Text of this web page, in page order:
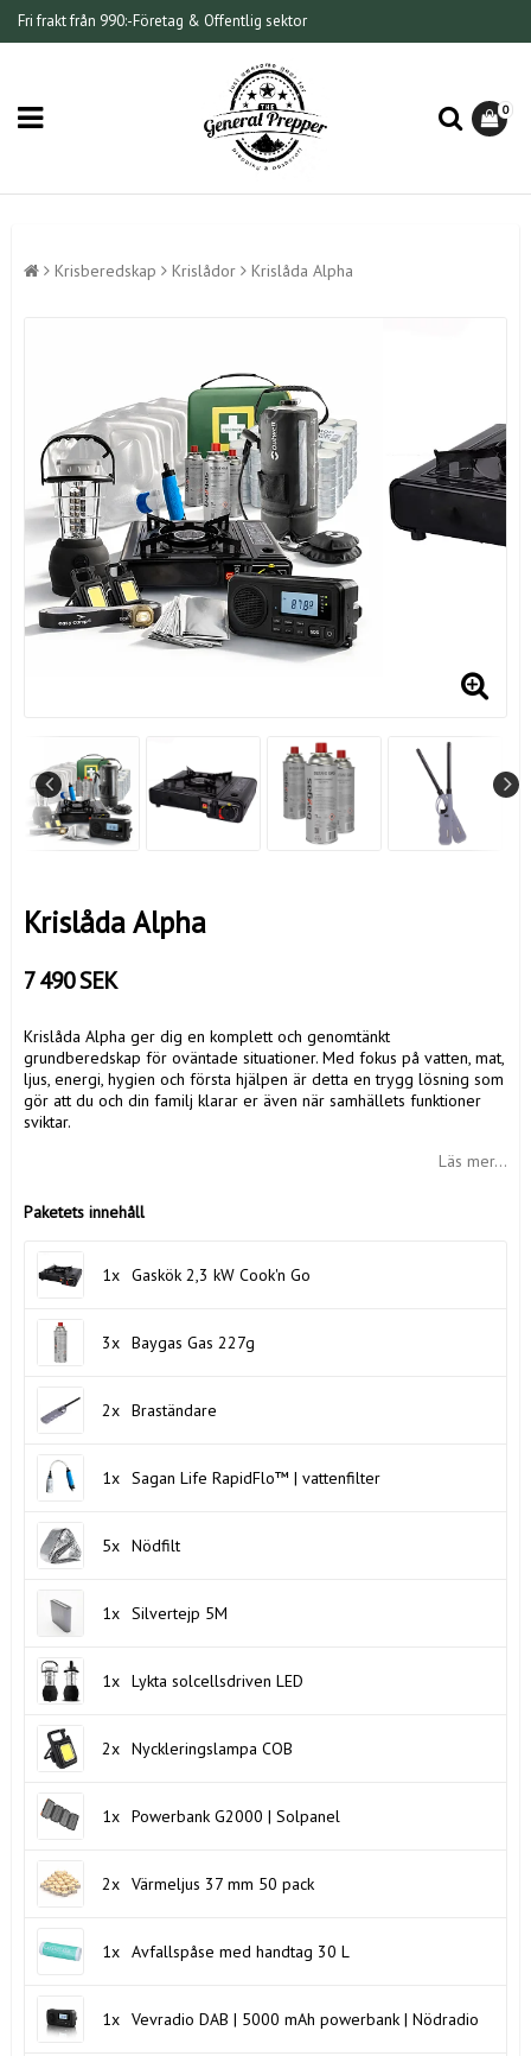
Fri frakt från 990:-Företag & Offentlig sektor
0
Krisberedskap Krislådor Krislåda Alpha
Krislåda Alpha
7 490 SEK
Krislåda Alpha ger dig en komplett och genomtänkt
grundberedskap för oväntade situationer. Med fokus på vatten, mat,
ljus, energi, hygien och första hjälpen är detta en trygg lösning som
gör att du och din familj klarar er även när samhällets funktioner
sviktar.
Läs mer...
Paketets innehåll
1x Gaskök 2,3 kW Cook'n Go
3x Baygas Gas 227g
2x Braständare
1x Sagan Life RapidFlo™ | vattenfilter
5x Nödfilt
1x Silvertejp 5M
1x Lykta solcellsdriven LED
2x Nyckleringslampa COB
1x Powerbank G2000 | Solpanel
2x Värmeljus 37 mm 50 pack
1x Avfallspåse med handtag 30 L
1x Vevradio DAB | 5000 mAh powerbank | Nödradio